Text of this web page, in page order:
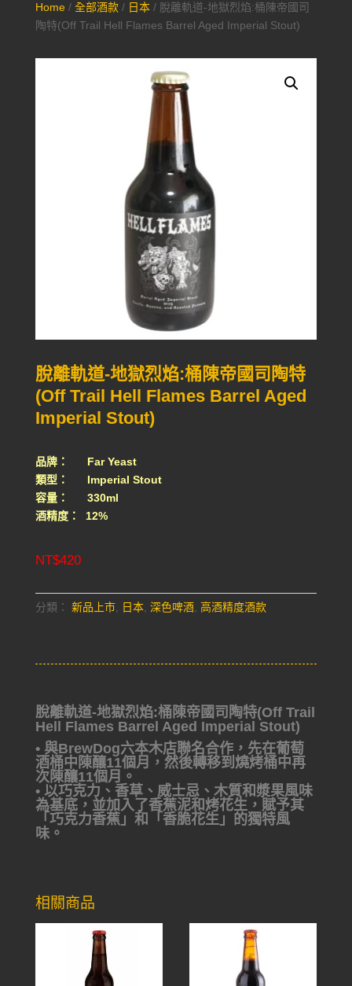
Home/ 全部酒款/ 日本/ 脫離軌道-地獄烈焰:桶陳帝國司
陶特(Off Trail Hell Flames Barrel Aged Imperial Stout)
脫離軌道-地獄烈焰:桶陳帝國司陶特
(Off Trail Hell Flames Barrel Aged
Imperial Stout)
品牌： Far Yeast
類型： Imperial Stout
容量： 330ml
酒精度： 12%
NT$420
分類： 新品上市, 日本, 深色啤酒, 高酒精度酒款
脫離軌道-地獄烈焰:桶陳帝國司陶特(Off Trail
Hell Flames Barrel Aged Imperial Stout)
• 與BrewDog六本木店聯名合作，先在葡萄
酒桶中陳釀11個月，然後轉移到燒烤桶中再
次陳釀11個月。
• 以巧克力、香草、威士忌、木質和漿果風味
為基底，並加入了香蕉泥和烤花生，賦予其
「巧克力香蕉」和「香脆花生」的獨特風
味。
相關商品